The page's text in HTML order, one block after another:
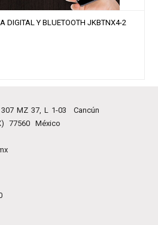
DIGITAL Y BLUETOOTH MOD.
MZ 37, L 1-03
Cancún
77560 México